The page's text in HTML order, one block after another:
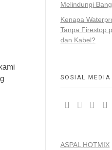
Melindungi
Kenapa
Tanpa Firestop
dan Kabel?
SOSIAL MEDIA
ASPAL HOTMIX